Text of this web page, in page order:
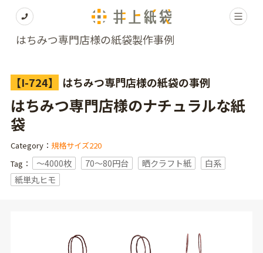
はちみつ専門店様の紙袋製作事例
【I-724】 はちみつ専門店様の紙袋の事例
はちみつ専門店様のナチュラルな紙
袋
Category： 規格サイズ220
Tag：
〜4000枚 70～80円台 晒クラフト紙
白系
紙単丸ヒモ